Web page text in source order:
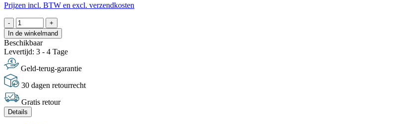
Prijzen incl. BTW en excl. verzendkosten
-
+
In de winkelmand
Beschikbaar
Levertijd: 3 - 4 Tage
Geld-terug-garantie
30 dagen retourrecht
Gratis retour
Details